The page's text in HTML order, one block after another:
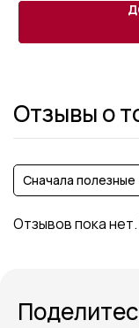
Отзывы о
Сначала полезные
Отзывов пока